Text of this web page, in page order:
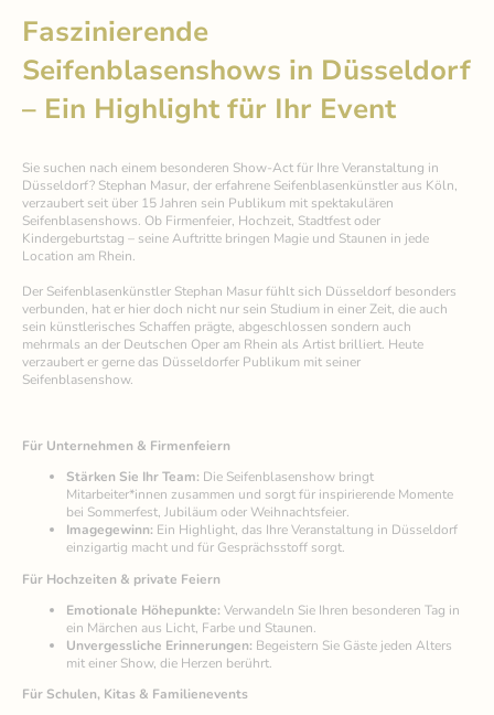
Faszinierende
Seifenblasenshows in Düsseldorf
– Ein Highlight für Ihr Event
Sie suchen nach einem besonderen Show-Act für Ihre Veranstaltung in
Düsseldorf? Stephan Masur, der erfahrene Seifenblasenkünstler aus Köln,
verzaubert seit über 15 Jahren sein Publikum mit spektakulären
Seifenblasenshows. Ob Firmenfeier, Hochzeit, Stadtfest oder
Kindergeburtstag – seine Auftritte bringen Magie und Staunen in jede
Location am Rhein.
Der Seifenblasenkünstler Stephan Masur fühlt sich Düsseldorf besonders
verbunden, hat er hier doch nicht nur sein Studium in einer Zeit, die auch
sein künstlerisches Schaffen prägte, abgeschlossen sondern auch
mehrmals an der Deutschen Oper am Rhein als Artist brilliert. Heute
verzaubert er gerne das Düsseldorfer Publikum mit seiner
Seifenblasenshow.
Für Unternehmen & Firmenfeiern
Stärken Sie Ihr Team: Die Seifenblasenshow bringt
Mitarbeiter*innen zusammen und sorgt für inspirierende Momente
bei Sommerfest, Jubiläum oder Weihnachtsfeier.
Imagegewinn: Ein Highlight, das Ihre Veranstaltung in Düsseldorf
einzigartig macht und für Gesprächsstoff sorgt.
Für Hochzeiten & private Feiern
Emotionale Höhepunkte: Verwandeln Sie Ihren besonderen Tag in
ein Märchen aus Licht, Farbe und Staunen.
Unvergessliche Erinnerungen: Begeistern Sie Gäste jeden Alters
mit einer Show, die Herzen berührt.
Für Schulen, Kitas & Familienevents